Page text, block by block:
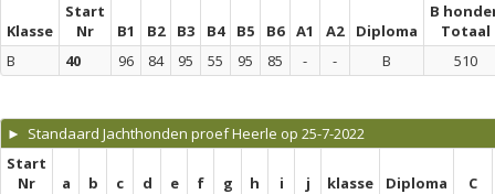
Klasse
Start
Nr
B1 B2 B3 B4 B5 B6 A1 A2 Diploma
B
Totaal
B
40 96 84 95 55 95 85 - - B 510
► Standaard Jachthonden proef Heerle op 25-7-2022
Start
Nr
a b c d e f g h i j klasse Diploma
C